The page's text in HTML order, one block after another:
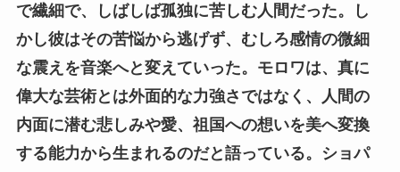
で繊細で、しばしば孤独に苦しむ人間だった。し
かし彼はその苦悩から逃げず、むしろ感情の微細
な震えを音楽へと変えていった。モロワは、真に
偉大な芸術とは外面的な力強さではなく、人間の
内面に潜む悲しみや愛、祖国への想いを美へ変換
する能力から生まれるのだと語っている。ショパ